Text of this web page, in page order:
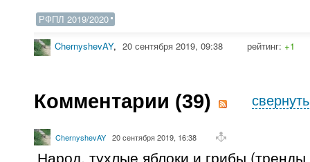
РФПЛ 2019/2020
ChernyshevAY, 20 сентября 2019, 09:38 рейтинг: +1
Комментарии (39) свернуть
ChernyshevAY 20 сентября 2019, 16:38
Народ, тухлые яблоки и грибы (тренды